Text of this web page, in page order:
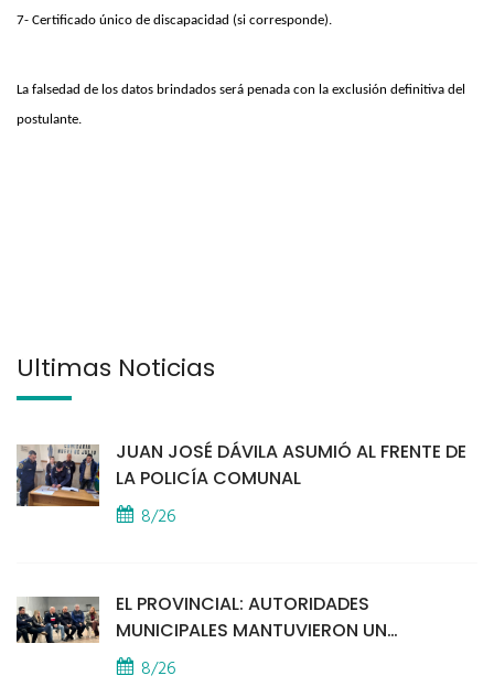
7- Certificado único de discapacidad (si corresponde).
La falsedad de los datos brindados será penada con la exclusión definitiva del
postulante.
Últimas Noticias
JUAN JOSÉ DÁVILA ASUMIÓ AL FRENTE DE
LA POLICÍA COMUNAL
8/26
EL PROVINCIAL: AUTORIDADES
MUNICIPALES MANTUVIERON UN
ENCUENTRO CON VECINOS POR LA
SEGURIDAD
8/26